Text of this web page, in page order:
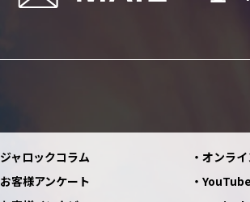
ジャロックコラム
お客様アンケート
オンラ